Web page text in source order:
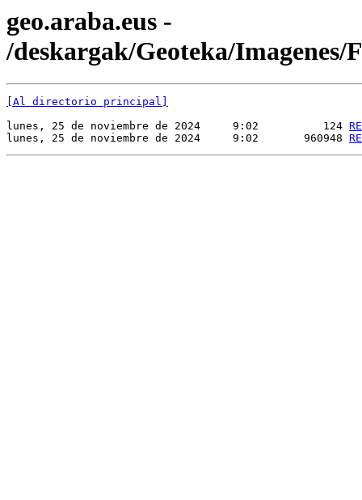
geo.araba.eus -
/deskargak/Geoteka/Imagenes/
[Al directorio principal]
lunes, 25 de noviembre de 2024     9:02          124
lunes, 25 de noviembre de 2024     9:02       960948